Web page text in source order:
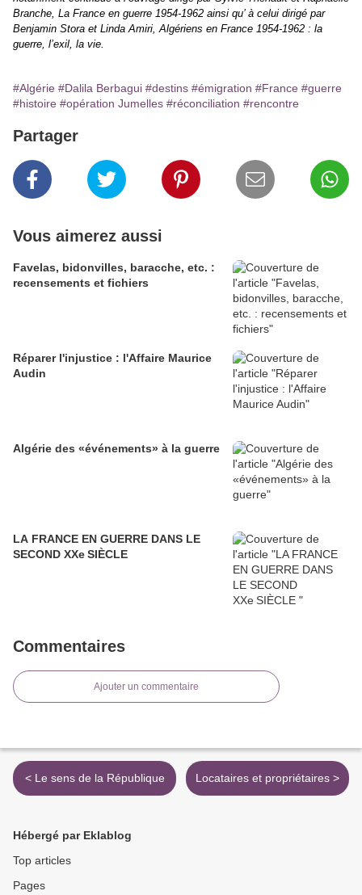
Branche, La France en guerre 1954-1962 ainsi qu’ à celui dirigé par
Benjamin Stora et Linda Amiri, Algériens en France 1954-1962 : la
guerre, l’exil, la vie.
#Algérie #Dalila Berbagui #destins #émigration #France #guerre
#histoire #opération Jumelles #réconciliation #rencontre
Partager
Vous aimerez aussi
Favelas, bidonvilles, baracche, etc. :
recensements et fichiers
Réparer l'injustice : l'Affaire Maurice
Audin
Algérie des «événements» à la guerre
LA FRANCE EN GUERRE DANS LE
SECOND XXe SIÈCLE
Commentaires
Ajouter un commentaire
< Le sens de la République Locataires et propriétaires >
Hébergé par Eklablog
Top articles
Pages